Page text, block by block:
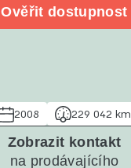
Ověřit dostupnost
2008 229 042 km
Zobrazit kontakt
na prodávajícího